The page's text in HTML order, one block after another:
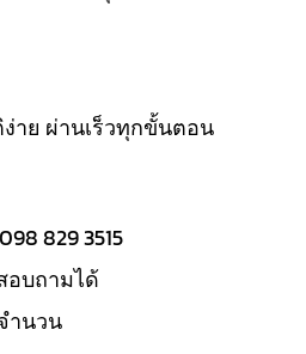
าย ผ่านเร็วทุกขั้นตอน
829 3515
อบถามได้
ำนวน